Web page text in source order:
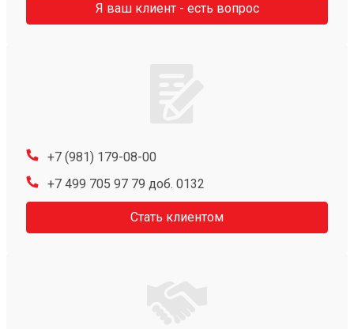
Я ваш клиент - есть вопрос
+7 (981) 179-08-00
+7 499 705 97 79 доб. 0132
Стать клиентом